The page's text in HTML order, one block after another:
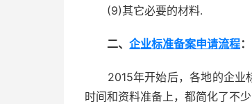
(9)其它必要的材料.
二、 企业标准备案申请流程：
2015年开始后，各地的企业标
时间和资料准备上，都简化了不少